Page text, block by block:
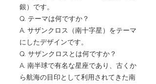
銀）です。
Q. テーマは何ですか？
A. サザンクロス（南十字星）をテーマ
にしたデザインです。
Q. サザンクロスとは何ですか？
A. 南半球で有名な星座であり、古くか
ら航海の目印として利用されてきた南